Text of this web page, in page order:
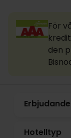
För
den
Erbjudande
Hotelltyp